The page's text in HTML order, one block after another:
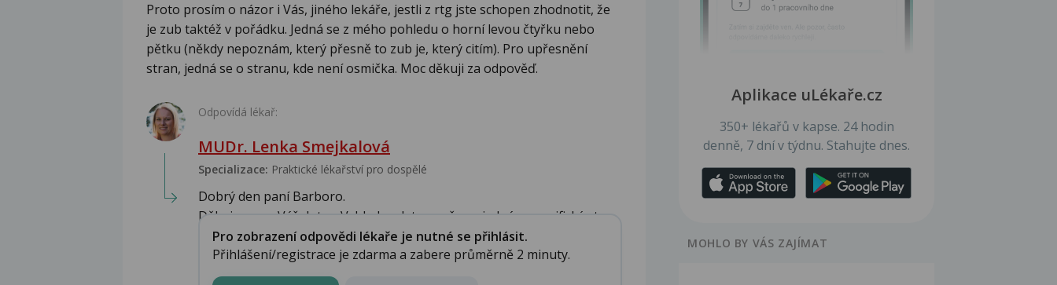
Proto prosím o názor i Vás, jiného lekáře, jestli z rtg jste schopen zhodnotit, že
je zub taktéž v pořádku. Jedná se z mého pohledu o horní levou čtyřku nebo
pětku (někdy nepoznám, který přesně to zub je, který citím). Pro upřesnění
stran, jedná se o stranu, kde není osmička. Moc děkuji za odpověď.
Odpovídá lékař:
MUDr. Lenka Smejkalová
Specializace: Praktické lékařství pro dospělé
Dobrý den paní Barboro.
Děkujeme za Váš dotaz. Vzhledem k tomu, že se jedná o specifický st...
Pro zobrazení odpovědi lékaře je nutné se přihlásit.
Přihlášení/registrace je zdarma a zabere průměrně 2 minuty.
Aplikace uLékaře.cz
350+ lékařů v kapse. 24 hodin
denně, 7 dní v týdnu. Stahujte dnes.
MOHLO BY VÁS ZAJÍMAT